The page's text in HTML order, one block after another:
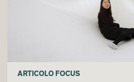
ARTICOLO FOCUS